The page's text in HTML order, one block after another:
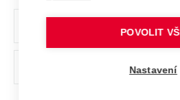
Ochrana osobních údajů
odkaz)
POVOLIT
Nastavení